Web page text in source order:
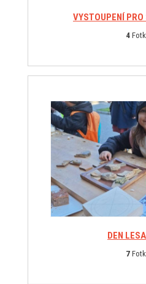
VYSTOUPENÍ
4
DEN
7